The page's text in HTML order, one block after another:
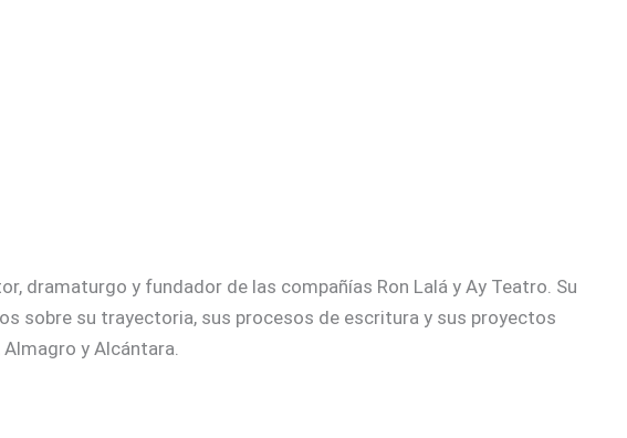
dramaturgo y fundador de las compañías Ron Lalá y Ay Teatro. Su
sobre su trayectoria, sus procesos de escritura y sus proyectos
y Alcántara.